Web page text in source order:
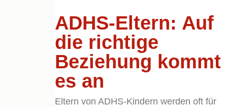
ADHS-Eltern: Auf
die richtige
Beziehung kommt
es an
Eltern von ADHS-Kindern werden oft für